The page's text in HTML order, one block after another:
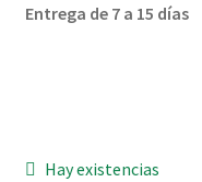
Entrega de 7 a 15 días
Hay existencias